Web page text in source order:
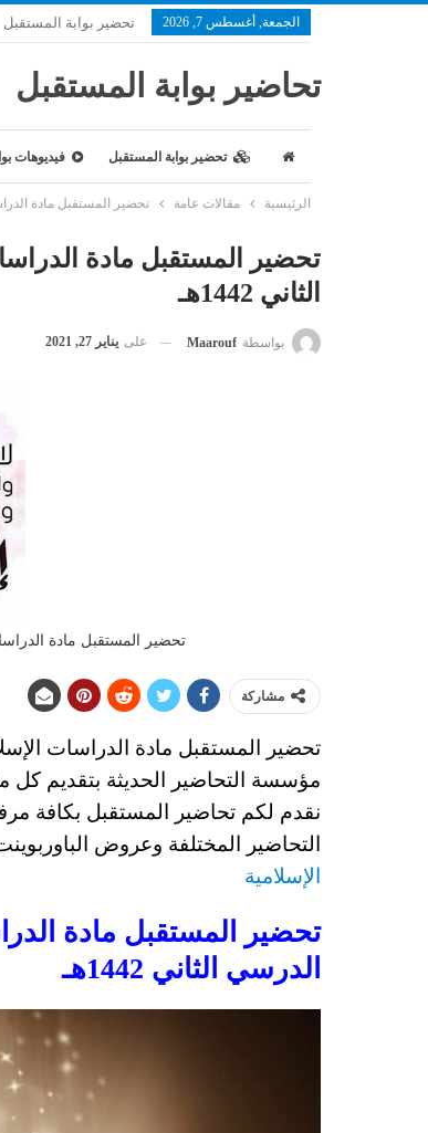
الجمعة, أغسطس 7, 2026 تحضير بوابة المستقبل
تحاضير بوابة المستقبل
تحضير بوابة المستقبل فيديوهات
الرئيسية مقالات عامة تحضير المستقبل مادة
تحضير المستقبل مادة
الثاني 1442هـ
بواسطة Maarouf على يناير 27, 2021
تحضير المستقبل مادة
مشاركة
تحضير المستقبل مادة الدراسات
مؤسسة التحاضير الحديثة بتقديم كل
نقدم لكم تحاضير المستقبل بكافة
التحاضير المختلفة وعروض
الإسلامية
تحضير المستقبل مادة
الدرسي الثاني 1442هـ